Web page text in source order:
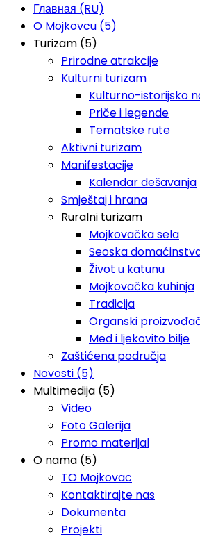
Главная (RU)
O Mojkovcu (5)
Turizam (5)
Prirodne atrakcije
Kulturni turizam
Kulturno-istorijsko
Priče i legende
Tematske rute
Aktivni turizam
Manifestacije
Kalendar dešavanja
Smještaj i hrana
Ruralni turizam
Mojkovačka sela
Seoska
Život u katunu
Mojkovačka kuhinja
Tradicija
Organski
Med i ljekovito bilje
Zaštićena područja
Novosti (5)
Multimedija (5)
Video
Foto Galerija
Promo materijal
O nama (5)
TO Mojkovac
Kontaktirajte nas
Dokumenta
Projekti